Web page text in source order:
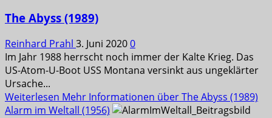
The Abyss (1989)
Reinhard Prahl 3. Juni 20200
Im Jahr 1988 herrscht noch immer der Kalte Krieg. Das
US-Atom-U-Boot USS Montana versinkt aus ungeklärter
Ursache...
Weiterlesen Mehr Informationen über The Abyss (1989)
Alarm im Weltall (1956)